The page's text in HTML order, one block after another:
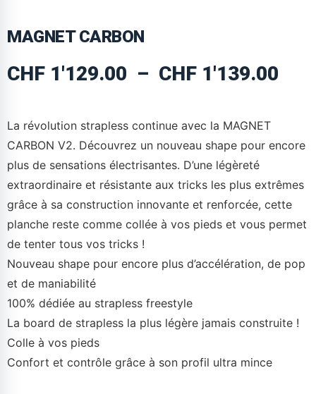
MAGNET CARBON
CHF 1'129.00 – CHF 1'139.00
La révolution strapless continue avec la MAGNET
CARBON V2. Découvrez un nouveau shape pour encore
plus de sensations électrisantes. D’une légèreté
extraordinaire et résistante aux tricks les plus extrêmes
grâce à sa construction innovante et renforcée, cette
planche reste comme collée à vos pieds et vous permet
de tenter tous vos tricks !
Nouveau shape pour encore plus d’accélération, de pop
et de maniabilité
100% dédiée au strapless freestyle
La board de strapless la plus légère jamais construite !
Colle à vos pieds
Confort et contrôle grâce à son profil ultra mince